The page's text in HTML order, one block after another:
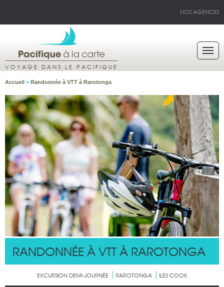
NOS AGENCES
VOYAGE DANS LE PACIFIQUE
Accueil > Randonnée à VTT à Rarotonga
RANDONNÉE À VTT À RAROTONGA
EXCURSION DEMI-JOURNÉE RAROTONGA ILES COOK